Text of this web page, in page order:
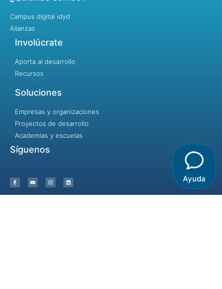
Campus digital idyd
Alianzas
Involúcrate
Aporta al desarrollo
Recursos
Soluciones
Empresas y organizaciones
Proyectos de desarrollo
Academias y escuelas
Síguenos
Ayuda